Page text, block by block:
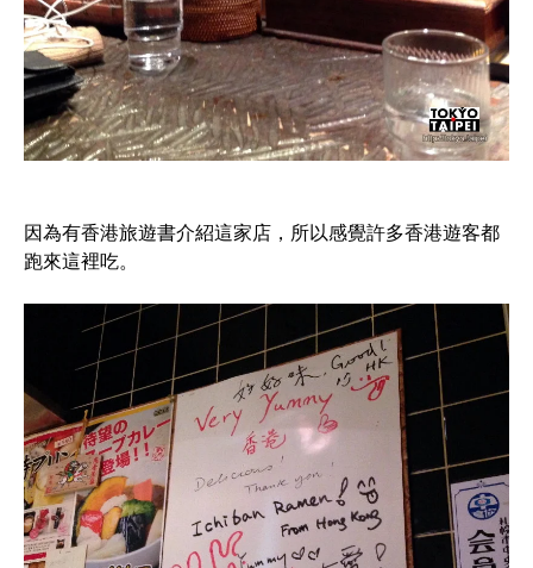
因為有香港旅遊書介紹這家店，所以感覺許多香港遊客都
跑來這裡吃。